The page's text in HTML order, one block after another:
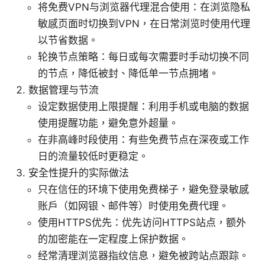
将免费VPN与浏览器代理混合使用：在浏览隐私
敏感页面时切换到VPN，在日常浏览时使用代理
以节省数据。
轮换节点策略：每日或每次需要时手动切换不同
的节点，降低被封、降低单一节点拥堵。
数据管理与节流
设定数据使用上限提醒：利用手机或电脑的数据
使用提醒功能，避免意外超量。
在非高峰时段使用：有些免费节点在深夜或工作
日的流量较低时更稳定。
安全性提升的实际做法
只在信任的环境下使用免费梯子，避免登录敏感
账户（如网银、邮件等）时使用免费代理。
使用HTTPS优先：优先访问HTTPS站点，额外
的加密能在一定程度上保护数据。
经常清理浏览器指纹信息，避免被跨站点跟踪。